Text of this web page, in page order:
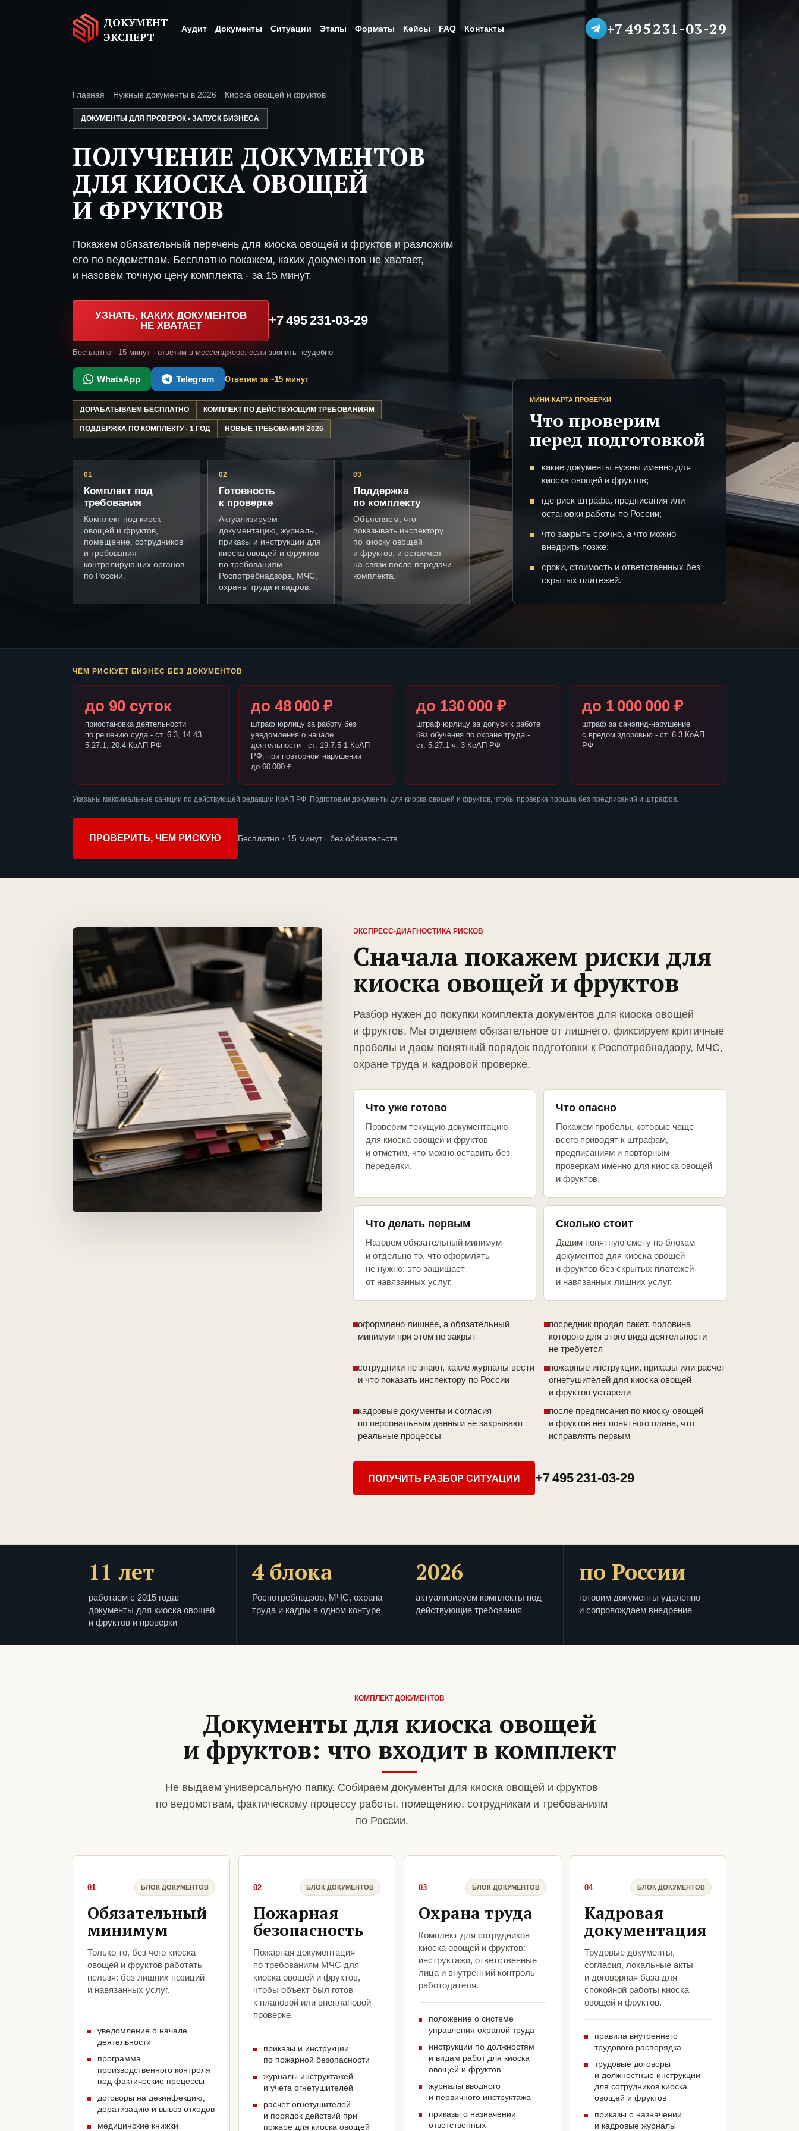
ДОКУМЕНТ
ЭКСПЕРТ
Аудит Документы Ситуации Этапы Форматы Кейсы FAQ Контакты +7 495 231-03-29
Главная Нужные документы в 2026 Киоска овощей и фруктов
ДОКУМЕНТЫ ДЛЯ ПРОВЕРОК • ЗАПУСК БИЗНЕСА
ПОЛУЧЕНИЕ ДОКУМЕНТОВ
ДЛЯ КИОСКА ОВОЩЕЙ
И ФРУКТОВ
Покажем обязательный перечень для киоска овощей и фруктов и разложим
его по ведомствам. Бесплатно покажем, каких документов не хватает,
и назовём точную цену комплекта - за 15 минут.
УЗНАТЬ, КАКИХ ДОКУМЕНТОВ
НЕ ХВАТАЕТ
+7 495 231-03-29
Бесплатно · 15 минут · ответим в мессенджере, если звонить неудобно
WhatsApp Telegram Ответим за ~15 минут
ДОРАБАТЫВАЕМ БЕСПЛАТНО КОМПЛЕКТ ПО ДЕЙСТВУЮЩИМ ТРЕБОВАНИЯМ
ПОДДЕРЖКА ПО КОМПЛЕКТУ - 1 ГОД НОВЫЕ ТРЕБОВАНИЯ 2026
01
Комплект под
требования
Комплект под киоск
овощей и фруктов,
помещение, сотрудников
и требования
контролирующих органов
по России.
02
Готовность
к проверке
Актуализируем
документацию, журналы,
приказы и инструкции для
киоска овощей и фруктов
по требованиям
Роспотребнадзора, МЧС,
охраны труда и кадров.
03
Поддержка
по комплекту
Объясняем, что
показывать инспектору
по киоску овощей
и фруктов, и остаемся
на связи после передачи
комплекта.
МИНИ-КАРТА ПРОВЕРКИ
Что проверим
перед подготовкой
какие документы нужны именно для
киоска овощей и фруктов;
где риск штрафа, предписания или
остановки работы по России;
что закрыть срочно, а что можно
внедрить позже;
сроки, стоимость и ответственных без
скрытых платежей.
ЧЕМ РИСКУЕТ БИЗНЕС БЕЗ ДОКУМЕНТОВ
до 90 суток
приостановка деятельности
по решению суда - ст. 6.3, 14.43,
5.27.1, 20.4 КоАП РФ
до 48 000 ₽
штраф юрлицу за работу без
уведомления о начале
деятельности - ст. 19.7.5-1 КоАП
РФ, при повторном нарушении
до 60 000 ₽
до 130 000 ₽
штраф юрлицу за допуск к работе
без обучения по охране труда -
ст. 5.27.1 ч. 3 КоАП РФ
до 1 000 000 ₽
штраф за санэпид-нарушение
с вредом здоровью - ст. 6.3 КоАП
РФ
Указаны максимальные санкции по действующей редакции КоАП РФ. Подготовим документы для киоска овощей и фруктов, чтобы проверка прошла без предписаний и штрафов.
ПРОВЕРИТЬ, ЧЕМ РИСКУЮ Бесплатно · 15 минут · без обязательств
ЭКСПРЕСС-ДИАГНОСТИКА РИСКОВ
Сначала покажем риски для
киоска овощей и фруктов
Разбор нужен до покупки комплекта документов для киоска овощей
и фруктов. Мы отделяем обязательное от лишнего, фиксируем критичные
пробелы и даем понятный порядок подготовки к Роспотребнадзору, МЧС,
охране труда и кадровой проверке.
Что уже готово
Проверим текущую документацию
для киоска овощей и фруктов
и отметим, что можно оставить без
переделки.
Что опасно
Покажем пробелы, которые чаще
всего приводят к штрафам,
предписаниям и повторным
проверкам именно для киоска овощей
и фруктов.
Что делать первым
Назовём обязательный минимум
и отдельно то, что оформлять
не нужно: это защищает
от навязанных услуг.
Сколько стоит
Дадим понятную смету по блокам
документов для киоска овощей
и фруктов без скрытых платежей
и навязанных лишних услуг.
оформлено лишнее, а обязательный
минимум при этом не закрыт
посредник продал пакет, половина
которого для этого вида деятельности
не требуется
сотрудники не знают, какие журналы вести
и что показать инспектору по России
пожарные инструкции, приказы или расчет
огнетушителей для киоска овощей
и фруктов устарели
кадровые документы и согласия
по персональным данным не закрывают
реальные процессы
после предписания по киоску овощей
и фруктов нет понятного плана, что
исправлять первым
ПОЛУЧИТЬ РАЗБОР СИТУАЦИИ +7 495 231-03-29
11 лет
работаем с 2015 года:
документы для киоска овощей
и фруктов и проверки
4 блока
Роспотребнадзор, МЧС, охрана
труда и кадры в одном контуре
2026
актуализируем комплекты под
действующие требования
по России
готовим документы удаленно
и сопровождаем внедрение
КОМПЛЕКТ ДОКУМЕНТОВ
Документы для киоска овощей
и фруктов: что входит в комплект
Не выдаем универсальную папку. Собираем документы для киоска овощей и фруктов
по ведомствам, фактическому процессу работы, помещению, сотрудникам и требованиям
по России.
01 БЛОК ДОКУМЕНТОВ
Обязательный
минимум
Только то, без чего киоска
овощей и фруктов работать
нельзя: без лишних позиций
и навязанных услуг.
уведомление о начале
деятельности
программа
производственного контроля
под фактические процессы
договоры на дезинфекцию,
дератизацию и вывоз отходов
медицинские книжки
02 БЛОК ДОКУМЕНТОВ
Пожарная
безопасность
Пожарная документация
по требованиям МЧС для
киоска овощей и фруктов,
чтобы объект был готов
к плановой или внеплановой
проверке.
приказы и инструкции
по пожарной безопасности
журналы инструктажей
и учета огнетушителей
расчет огнетушителей
и порядок действий при
пожаре для киоска овощей
03 БЛОК ДОКУМЕНТОВ
Охрана труда
Комплект для сотрудников
киоска овощей и фруктов:
инструктажи, ответственные
лица и внутренний контроль
работодателя.
положение о системе
управления охраной труда
инструкции по должностям
и видам работ для киоска
овощей и фруктов
журналы вводного
и первичного инструктажа
приказы о назначении
ответственных
04 БЛОК ДОКУМЕНТОВ
Кадровая
документация
Трудовые документы,
согласия, локальные акты
и договорная база для
спокойной работы киоска
овощей и фруктов.
правила внутреннего
трудового распорядка
трудовые договоры
и должностные инструкции
для сотрудников киоска
овощей и фруктов
приказы о назначении
и кадровые журналы